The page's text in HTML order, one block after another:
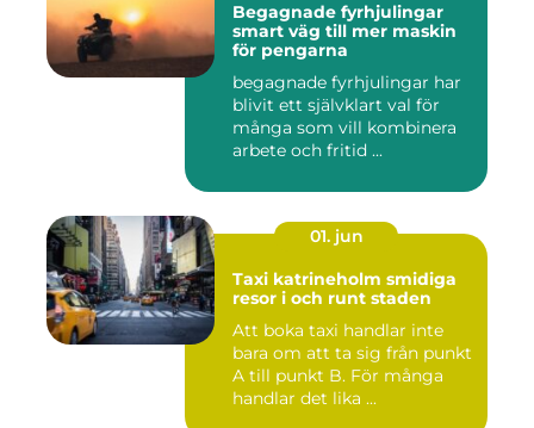
Begagnade fyrhjulingar
smart väg till mer maskin
för pengarna
begagnade fyrhjulingar har
blivit ett självklart val för
många som vill kombinera
arbete och fritid ...
01. jun
Taxi katrineholm smidiga
resor i och runt staden
Att boka taxi handlar inte
bara om att ta sig från punkt
A till punkt B. För många
handlar det lika ...